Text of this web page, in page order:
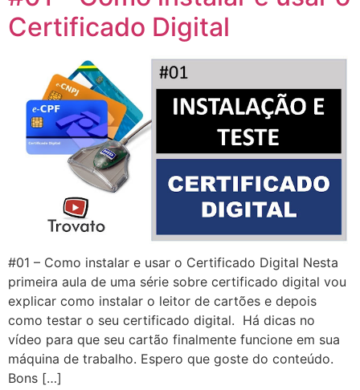
Certificado Digital
#01 – Como instalar e usar o Certificado Digital Nesta
primeira aula de uma série sobre certificado digital vou
explicar como instalar o leitor de cartões e depois
como testar o seu certificado digital. Há dicas no
vídeo para que seu cartão finalmente funcione em sua
máquina de trabalho. Espero que goste do conteúdo.
Bons […]